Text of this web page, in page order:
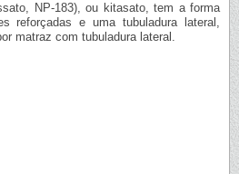
NP-183), ou kitasato, tem a forma
reforçadas e uma tubuladura lateral,
matraz com tubuladura lateral.